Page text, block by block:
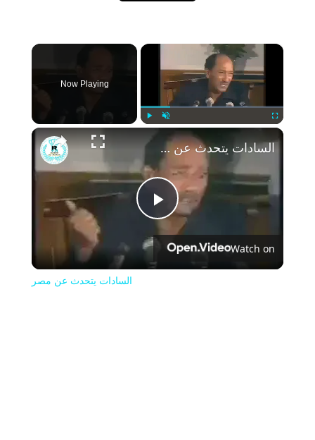
×
Fullscreen
Now Playing
Play
Video
السادات يتحدث عن مصر
Watch on
السادات يتحدث عن مصر